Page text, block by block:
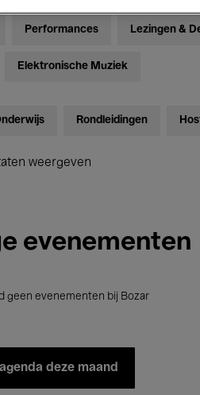
Performances Lezingen &
Elektronische Muziek
Rondleidingen
weergeven
evenementen
geen evenementen bij Bozar
deze maand